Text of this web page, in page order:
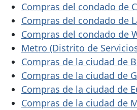
Compras del condado de
Compras del condado de
Compras del condado de
Metro (Distrito de
Compras de la ciudad de
Compras de la ciudad de
Compras de la ciudad de
Compras de la ciudad de